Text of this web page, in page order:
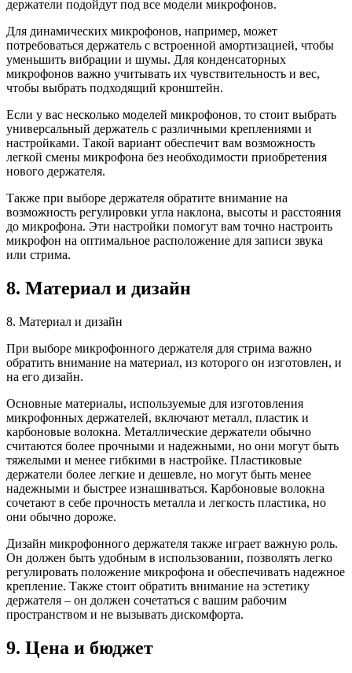
держатели подойдут под все модели микрофонов.
Для динамических микрофонов, например, может
потребоваться держатель с встроенной амортизацией, чтобы
уменьшить вибрации и шумы. Для конденсаторных
микрофонов важно учитывать их чувствительность и вес,
чтобы выбрать подходящий кронштейн.
Если у вас несколько моделей микрофонов, то стоит выбрать
универсальный держатель с различными креплениями и
настройками. Такой вариант обеспечит вам возможность
легкой смены микрофона без необходимости приобретения
нового держателя.
Также при выборе держателя обратите внимание на
возможность регулировки угла наклона, высоты и расстояния
до микрофона. Эти настройки помогут вам точно настроить
микрофон на оптимальное расположение для записи звука
или стрима.
8. Материал и дизайн
8. Материал и дизайн
При выборе микрофонного держателя для стрима важно
обратить внимание на материал, из которого он изготовлен, и
на его дизайн.
Основные материалы, используемые для изготовления
микрофонных держателей, включают металл, пластик и
карбоновые волокна. Металлические держатели обычно
считаются более прочными и надежными, но они могут быть
тяжелыми и менее гибкими в настройке. Пластиковые
держатели более легкие и дешевле, но могут быть менее
надежными и быстрее изнашиваться. Карбоновые волокна
сочетают в себе прочность металла и легкость пластика, но
они обычно дороже.
Дизайн микрофонного держателя также играет важную роль.
Он должен быть удобным в использовании, позволять легко
регулировать положение микрофона и обеспечивать надежное
крепление. Также стоит обратить внимание на эстетику
держателя – он должен сочетаться с вашим рабочим
пространством и не вызывать дискомфорта.
9. Цена и бюджет